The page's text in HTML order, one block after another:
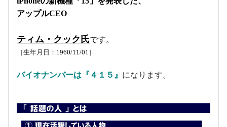
アップルCEO
ティム・クック氏です。
［生年月日： 1960/11/01 ］
バイオナンバーは『４１５』 になります。